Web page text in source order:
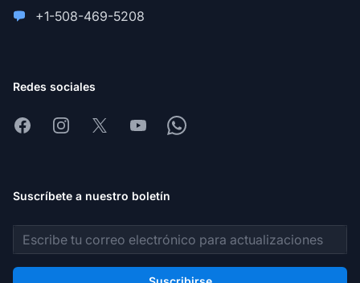
+1-508-469-5208
Redes sociales
FacebookInstagram
X YoutubeWhatsapp
Suscríbete a nuestro boletín
Dirección de correo electrónico